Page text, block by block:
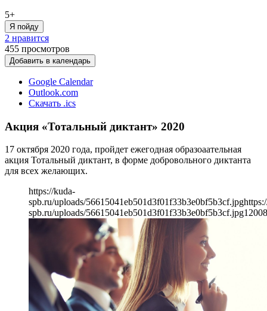
5+
Я пойду
2 нравится
455 просмотров
Добавить в календарь
Google Calendar
Outlook.com
Скачать .ics
Акция «Тотальный диктант» 2020
17 октября 2020 года, пройдет ежегодная образоаательная
акция Тотальный диктант, в форме добровольного диктанта
для всех желающих.
https://kuda-
spb.ru/uploads/56615041eb501d3f01f33b3e0bf5b3cf.jpg
spb.ru/uploads/56615041eb501d3f01f33b3e0bf5b3cf.jpg1200